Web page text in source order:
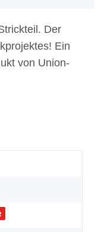
Der
Ein
von Union-